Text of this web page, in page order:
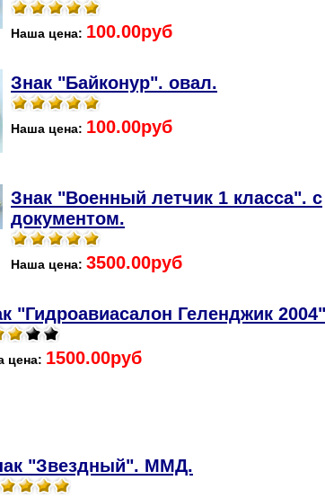
Наша цена: 100.00руб
Знак "Байконур". овал.
Наша цена: 100.00руб
Знак "Военный летчик 1 класса". с
документом.
Наша цена: 3500.00руб
"Гидроавиасалон Геленджик
цена: 1500.00руб
"Звездный". ММД.